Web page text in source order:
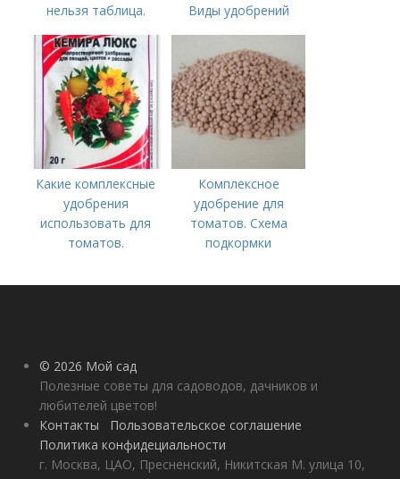
нельзя таблица.
Виды удобрений
Какие комплексные
удобрения
использовать для
томатов.
комплексные
Комплексное
удобрение для
томатов. Схема
подкормки
рассады до сбора
© 2026 Мой сад
Полезные советы для садоводов, дачников и
любителей цветов!
Контакты
Пользовательское соглашение
Политика конфидециальности
г. Москва, ЦАО, Пресненский, Никитская М. улица 10,